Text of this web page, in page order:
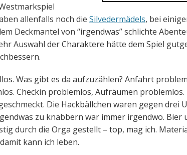
allenfalls noch die Silvedermädels, bei
Deckmantel von “irgendwas” schlichte
Auswahl der Charaktere hätte dem Spiel
Was gibt es da aufzuzählen? Anfahrt
Checkin problemlos, Aufräumen problemlos.
Die Hackbällchen waren gegen drei
zu knabbern war immer irgendwo. Bier
durch die Orga gestellt – top, mag ich.
kann ich leben.